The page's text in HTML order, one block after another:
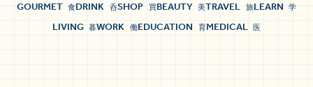
GOURMET 食DRINK 呑SHOP 買BEAUTY 美TRAVEL 旅LEARN 学
LIVING 暮WORK 働EDUCATION 育MEDICAL 医